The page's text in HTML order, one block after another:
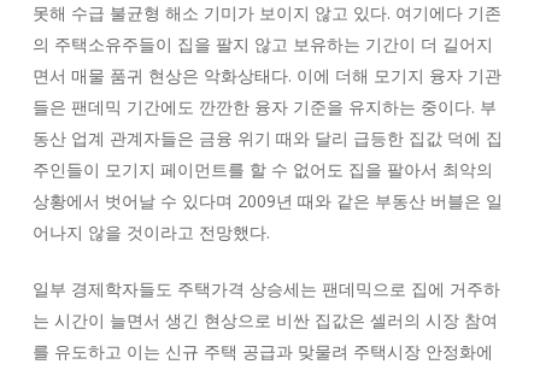
못해 수급 불균형 해소 기미가 보이지 않고 있다. 여기에다 기존
의 주택소유주들이 집을 팔지 않고 보유하는 기간이 더 길어지
면서 매물 품귀 현상은 악화상태다. 이에 더해 모기지 융자 기관
들은 팬데믹 기간에도 깐깐한 융자 기준을 유지하는 중이다. 부
동산 업계 관계자들은 금융 위기 때와 달리 급등한 집값 덕에 집
주인들이 모기지 페이먼트를 할 수 없어도 집을 팔아서 최악의
상황에서 벗어날 수 있다며 2009년 때와 같은 부동산 버블은 일
어나지 않을 것이라고 전망했다.
일부 경제학자들도 주택가격 상승세는 팬데믹으로 집에 거주하
는 시간이 늘면서 생긴 현상으로 비싼 집값은 셀러의 시장 참여
를 유도하고 이는 신규 주택 공급과 맞물려 주택시장 안정화에